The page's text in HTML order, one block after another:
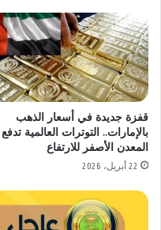
قفزة جديدة في أسعار الذهب
بالإمارات.. التوترات العالمية تدفع
المعدن الأصفر للارتفاع
22 أبريل، 2026